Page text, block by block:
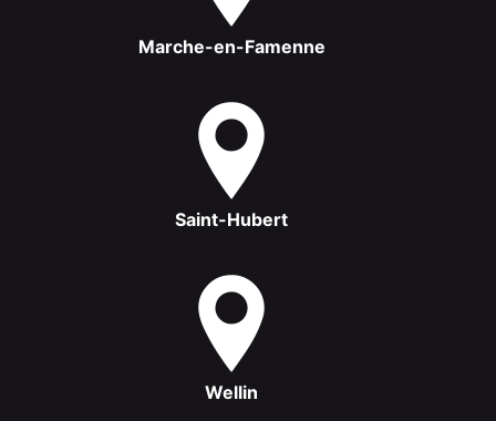
Marche-en-Famenne
Saint-Hubert
Wellin